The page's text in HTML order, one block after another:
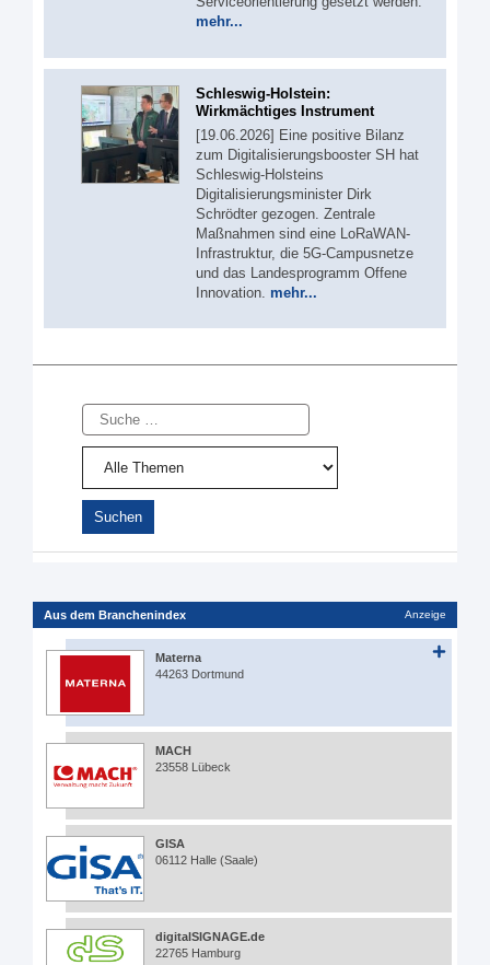
mehr...
Schleswig-Holstein:
Wirkmächtiges Instrument
[19.06.2026] Eine positive Bilanz
zum Digitalisierungsbooster SH hat
Schleswig-Holsteins
Digitalisierungsminister Dirk
Schrödter gezogen. Zentrale
Maßnahmen sind eine LoRaWAN-
Infrastruktur, die 5G-Campusnetze
und das Landesprogramm Offene
Innovation. mehr...
Suche
Aus dem Branchenindex Anzeige
Materna
44263 Dortmund
MACH
23558 Lübeck
GISA
06112 Halle (Saale)
digitalSIGNAGE.de
22765 Hamburg